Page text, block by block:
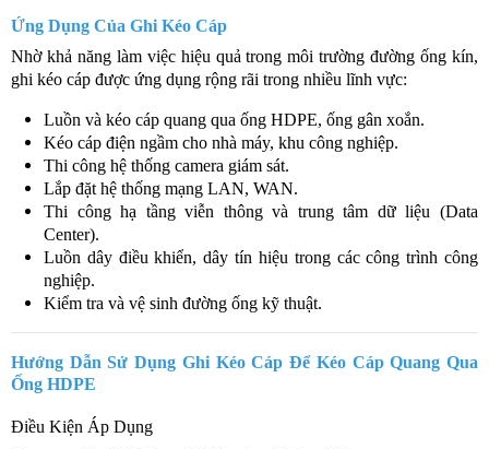
Ứng Dụng Của Ghi Kéo Cáp
Nhờ khả năng làm việc hiệu quả trong môi trường đường ống kín,
ghi kéo cáp được ứng dụng rộng rãi trong nhiều lĩnh vực:
Luồn và kéo cáp quang qua ống HDPE, ống gân xoắn.
Kéo cáp điện ngầm cho nhà máy, khu công nghiệp.
Thi công hệ thống camera giám sát.
Lắp đặt hệ thống mạng LAN, WAN.
Thi công hạ tầng viễn thông và trung tâm dữ liệu (Data
Center).
Luồn dây điều khiển, dây tín hiệu trong các công trình công
nghiệp.
Kiểm tra và vệ sinh đường ống kỹ thuật.
Hướng Dẫn Sử Dụng Ghi Kéo Cáp Để Kéo Cáp Quang Qua
Ống HDPE
Điều Kiện Áp Dụng